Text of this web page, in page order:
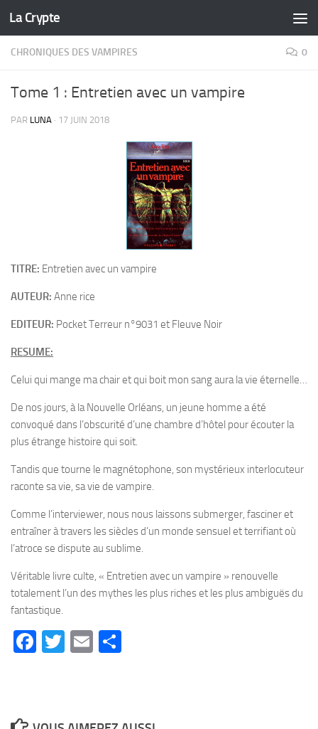
Skip to content
La Crypte
CHRONIQUES DES VAMPIRES 0
Tome 1 : Entretien avec un vampire
PAR LUNA · 17 JUIN 2018
TITRE: Entretien avec un vampire
AUTEUR: Anne rice
EDITEUR: Pocket Terreur n°9031 et Fleuve Noir
RESUME:
Celui qui mange ma chair et qui boit mon sang aura la vie éternelle…
De nos jours, à la Nouvelle Orléans, un jeune homme a été
convoqué dans l’obscurité d’une chambre d’hôtel pour écouter la
plus étrange histoire qui soit.
Tandis que tourne le magnétophone, son mystérieux interlocuteur
raconte sa vie, sa vie de vampire.
Comme l’interviewer, nous nous laissons submerger, fasciner et
entraîner à travers les siècles d’un monde sensuel et terrifiant où
l’atroce se dispute au sublime.
Véritable livre culte, « Entretien avec un vampire » renouvelle
totalement l’un des mythes les plus riches et les plus ambiguës du
fantastique.
Facebook
Twitter
Email